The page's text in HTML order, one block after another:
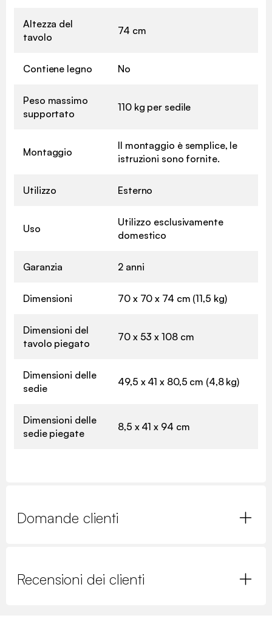
Altezza del
tavolo
74 cm
Contiene legno No
Peso massimo
supportato
110 kg per sedile
Montaggio
Il montaggio è semplice, le
istruzioni sono fornite.
Utilizzo Esterno
Uso
Utilizzo esclusivamente
domestico
Garanzia 2 anni
Dimensioni 70 x 70 x 74 cm (11,5 kg)
Dimensioni del
tavolo piegato
70 x 53 x 108 cm
Dimensioni delle
sedie
49,5 x 41 x 80,5 cm (4,8 kg)
Dimensioni delle
sedie piegate
8,5 x 41 x 94 cm
Domande clienti
Recensioni dei clienti